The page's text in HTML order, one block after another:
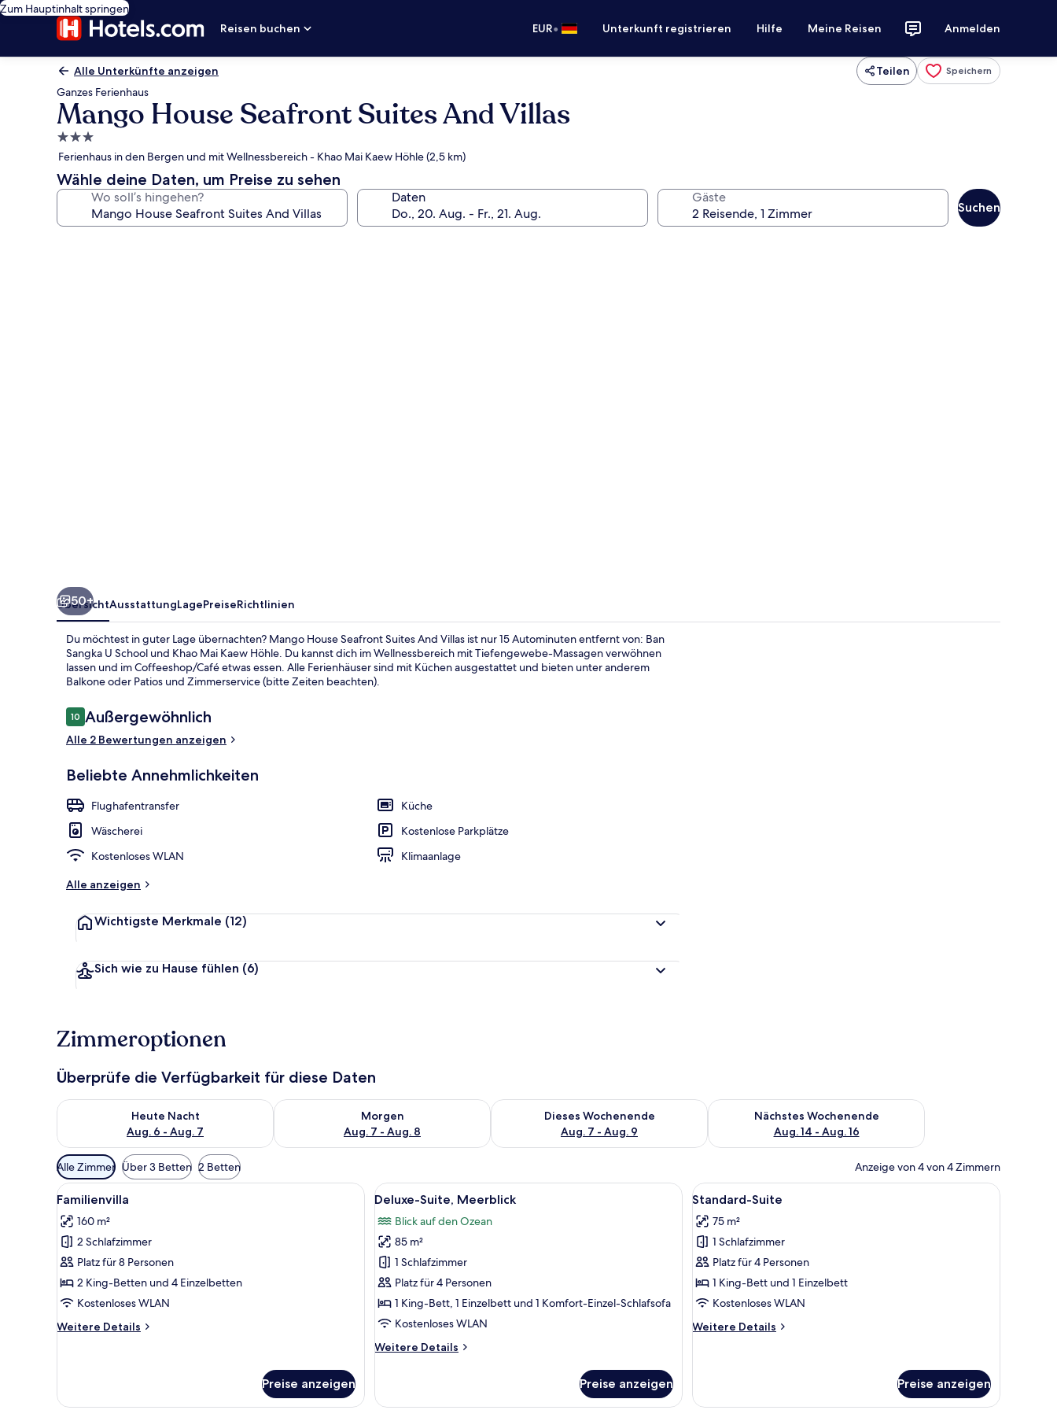
Zum Hauptinhalt springen
Reisen buchen
EUR• Unterkunft registrieren Hilfe Meine Reisen Anmelden
Alle Unterkünfte anzeigen Teilen Speichern
Ganzes Ferienhaus
Mango House Seafront Suites And Villas
3.0-
Sterne-
Unterkunft
Ferienhaus in den Bergen und mit Wellnessbereich - Khao Mai Kaew Höhle (2,5 km)
Wähle deine Daten, um Preise zu sehen
Wo soll’s hingehen? Daten Gäste
Suchen
50+
ÜbersichtAusstattungLagePreiseRichtlinien
Du möchtest in guter Lage übernachten? Mango House Seafront Suites And Villas ist nur 15 Autominuten entfernt von: Ban
Sangka U School und Khao Mai Kaew Höhle. Du kannst dich im Wellnessbereich mit Tiefengewebe-Massagen verwöhnen
lassen und im Coffeeshop/Café etwas essen. Alle Ferienhäuser sind mit Küchen ausgestattet und bieten unter anderem
Balkone oder Patios und Zimmerservice (bitte Zeiten beachten).
Bewertungen
1010 von 10.
Außergewöhnlich
Alle 2 Bewertungen anzeigen
Beliebte Annehmlichkeiten
Flughafentransfer
Küche
Wäscherei
Kostenlose Parkplätze
Kostenloses WLAN
Klimaanlage
Alle anzeigen
Wichtigste Merkmale (12)
Sich wie zu Hause fühlen (6)
Zimmeroptionen
Überprüfe die Verfügbarkeit für diese Daten
Heute Nacht
Aug. 6 - Aug. 7
Überprüfe die Verfügbarkeit für heute Nacht, Aug. 6 - Aug. 7.
Morgen
Aug. 7 - Aug. 8
Überprüfe die Verfügbarkeit für morgen, Aug. 7 - Aug. 8.
Dieses Wochenende
Aug. 7 - Aug. 9
Überprüfe die Verfügbarkeit für dieses Wochenende, Aug. 7 - Aug. 9.
Nächstes Wochenende
Aug. 14 - Aug. 16
Überprüfe die Verfügbarkeit für nächstes Wochenende, Aug.
Verfügbare
Filter
für
Zimmer
Alle Zimmer Über 3 Betten 2 Betten Anzeige von 4 von 4 Zimmern
Alle
Fotos
für
Familienvilla
anzeigen
Ein schwimmendes Haus mit einem Schild, auf dem 'Mango House Holiday Rental' steht.
22
Familienvilla
160 m²
2 Schlafzimmer
Platz für 8 Personen
2 King-Betten und 4 Einzelbetten
Kostenloses WLAN
Weitere Details
Weitere
Preise anzeigen
Alle
Fotos
für
Deluxe-
Suite,
Meerblick
anzeigen
Eine Holzterrasse mit einem Boot, Liegestühlen und Blumentöpfen.
17
Deluxe-Suite, Meerblick
Blick auf den Ozean
85 m²
1 Schlafzimmer
Platz für 4 Personen
1 King-Bett, 1 Einzelbett und 1 Komfort-Einzel-Schlafsofa
Kostenloses WLAN
Weitere Details
Weitere
Suite,
Preise anzeigen
Alle
Fotos
für
Standard-
Suite
anzeigen
Eine Holzterrasse mit Liegestühlen,
13
Standard-Suite
75 m²
1 Schlafzimmer
Platz für 4 Personen
1 King-Bett und 1 Einzelbett
Kostenloses WLAN
Weitere Details
Weitere
Preise anzeigen